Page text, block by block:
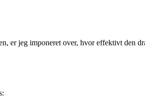
er jeg imponeret over, hvor effektivt den